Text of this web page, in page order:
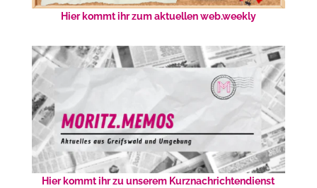
Hier kommt ihr zum aktuellen web.weekly
Hier kommt ihr zu unserem Kurznachrichtendienst